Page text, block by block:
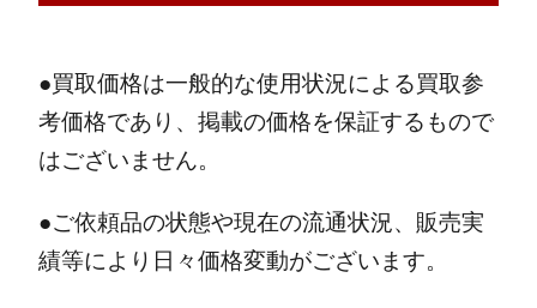
●買取価格は一般的な使用状況による買取参
考価格であり、掲載の価格を保証するもので
はございません。
●ご依頼品の状態や現在の流通状況、販売実
績等により日々価格変動がございます。